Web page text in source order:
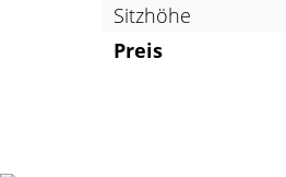
Sitzhöhe
Preis